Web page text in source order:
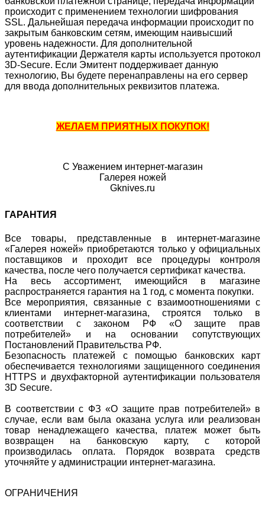
происходит с применением технологии шифрования
SSL. Дальнейшая передача информации происходит по
закрытым банковским сетям, имеющим наивысший
уровень надежности. Для дополнительной
аутентификации Держателя карты используется протокол
3D-Secure. Если Эмитент поддерживает данную
технологию, Вы будете перенаправлены на его сервер
для ввода дополнительных реквизитов платежа.
ЖЕЛАЕМ ПРИЯТНЫХ ПОКУПОК!
С Уважением интернет-магазин
Галерея ножей
Gknives.ru
ГАРАНТИЯ
Все товары, представленные в интернет-магазине
«Галерея ножей» приобретаются только у официальных
поставщиков и проходит все процедуры контроля
качества, после чего получается сертификат качества.
На весь ассортимент, имеющийся в магазине
распространяется гарантия на 1 год, с момента покупки.
Все мероприятия, связанные с взаимоотношениями с
клиентами интернет-магазина, строятся только в
соответствии с законом РФ «О защите прав
потребителей» и на основании сопутствующих
Постановлений Правительства РФ.
Безопасность платежей с помощью банковских карт
обеспечивается технологиями защищенного соединения
HTTPS и двухфакторной аутентификации пользователя
3D Secure.
В соответствии с ФЗ «О защите прав потребителей» в
случае, если вам была оказана услуга или реализован
товар ненадлежащего качества, платеж может быть
возвращен на банковскую карту, с которой
производилась оплата. Порядок возврата средств
уточняйте у администрации интернет-магазина.
ОГРАНИЧЕНИЯ